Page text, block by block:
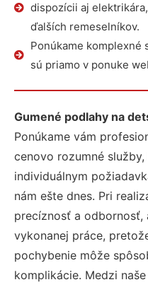
dispozícii aj
ďalších remeselníkov.
Ponúkame komplexné
sú priamo v ponuke
Gumené podlahy na
Ponúkame vám
cenovo rozumné
individuálnym
nám ešte dnes. Pri
precíznosť a odbornosť,
vykonanej práce,
pochybenie môže
komplikácie. Medzi